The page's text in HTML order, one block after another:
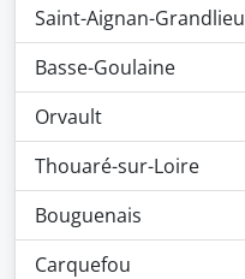
Saint-Aignan-Grandlieu
Basse-Goulaine
Orvault
Thouaré-sur-Loire
Bouguenais
Carquefou